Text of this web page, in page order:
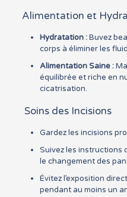
Alimentation et
Hydratation :Buvez
corps à éliminer les
Alimentation Saine :
équilibrée et riche en
cicatrisation.
Soins des Incisions
Gardez les incisions
Suivez les instructions
le changement des
Évitez l’exposition
pendant au moins un